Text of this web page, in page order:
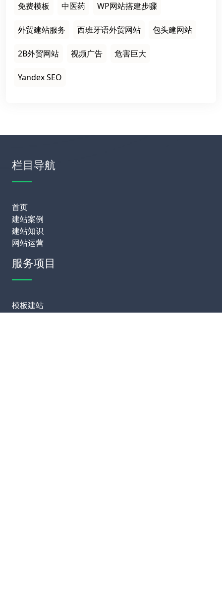
免费模板 中医药 WP网站搭建步骤
外贸建站服务 西班牙语外贸网站 包头建网站
2B外贸网站 视频广告 危害巨大
Yandex SEO
栏目导航
首页
建站案例
建站知识
网站运营
服务项目
模板建站